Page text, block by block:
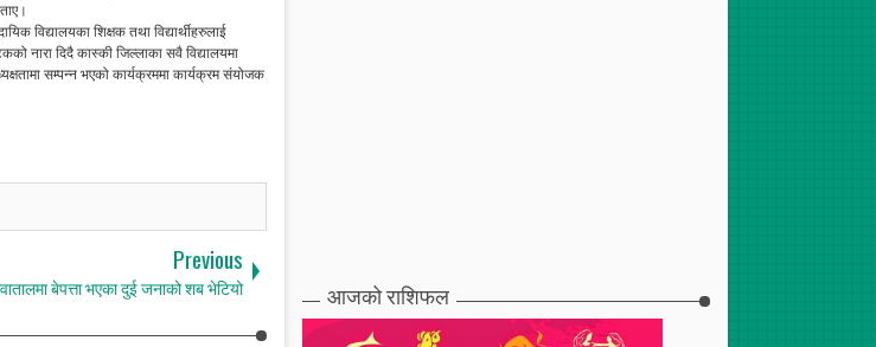
विद्यालयका शिक्षक तथा विद्यार्थीहरुलाई
नारा दिदै कास्की जिल्लाका सवै विद्यालयमा
सम्पन्न भएको कार्यक्रममा कार्यक्रम संयोजक
Previous
बेपत्ता भएका दुई जनाको शब भेटियो आजको राशिफल